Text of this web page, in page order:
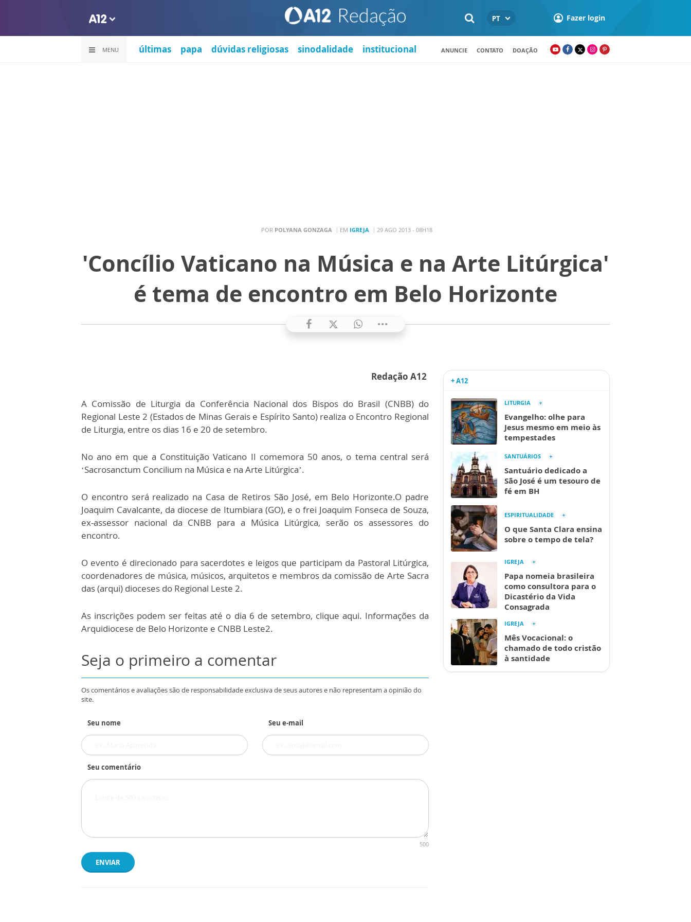
PT Fazer login
MENU últimas papa dúvidas religiosas sinodalidade institucional ANUNCIE CONTATO DOAÇÃO
POR POLYANA GONZAGA EM IGREJA 29 AGO 2013 - 08H18
'Concílio Vaticano na Música e na Arte Litúrgica'
é tema de encontro em Belo Horizonte
Redação A12
A Comissão de Liturgia da Conferência Nacional dos Bispos do Brasil (CNBB) do
Regional Leste 2 (Estados de Minas Gerais e Espírito Santo) realiza o Encontro Regional
de Liturgia, entre os dias 16 e 20 de setembro.
No ano em que a Constituição Vaticano II comemora 50 anos, o tema central será
‘Sacrosanctum Concilium na Música e na Arte Litúrgica’.
O encontro será realizado na Casa de Retiros São José, em Belo Horizonte.O padre
Joaquim Cavalcante, da diocese de Itumbiara (GO), e o frei Joaquim Fonseca de Souza,
ex-assessor nacional da CNBB para a Música Litúrgica, serão os assessores do
encontro.
O evento é direcionado para sacerdotes e leigos que participam da Pastoral Litúrgica,
coordenadores de música, músicos, arquitetos e membros da comissão de Arte Sacra
das (arqui) dioceses do Regional Leste 2.
As inscrições podem ser feitas até o dia 6 de setembro, clique aqui. Informações da
Arquidiocese de Belo Horizonte e CNBB Leste2.
Seja o primeiro a comentar
Os comentários e avaliações são de responsabilidade exclusiva de seus autores e não representam a opinião do
site.
Seu nome Seu e-mail
Seu comentário
500
ENVIAR
+ A12
LITURGIA
Evangelho: olhe para
Jesus mesmo em meio às
tempestades
SANTUÁRIOS
Santuário dedicado a
São José é um tesouro de
fé em BH
ESPIRITUALIDADE
O que Santa Clara ensina
sobre o tempo de tela?
IGREJA
Papa nomeia brasileira
como consultora para o
Dicastério da Vida
Consagrada
IGREJA
Mês Vocacional: o
chamado de todo cristão
à santidade